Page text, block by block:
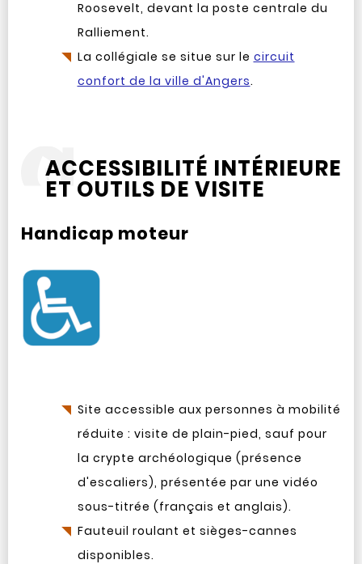
Roosevelt, devant la poste centrale du
Ralliement.
La collégiale se situe sur le circuit
confort de la ville d'Angers.
ACCESSIBILITÉ INTÉRIEURE
ET OUTILS DE VISITE
Handicap moteur
Site accessible aux personnes à mobilité
réduite : visite de plain-pied, sauf pour
la crypte archéologique (présence
d'escaliers), présentée par une vidéo
sous-titrée (français et anglais).
Fauteuil roulant et sièges-cannes
disponibles.